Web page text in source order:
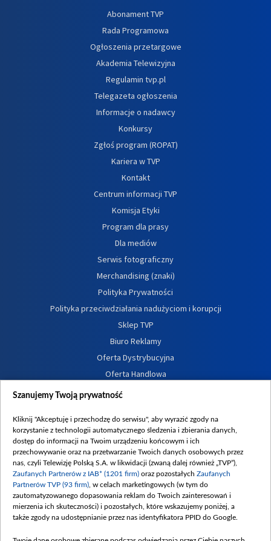
Abonament TVP
Rada Programowa
Ogłoszenia przetargowe
Akademia Telewizyjna
Regulamin tvp.pl
Telegazeta ogłoszenia
Informacje o nadawcy
Konkursy
Zgłoś program (ROPAT)
Kariera w TVP
Kontakt
Centrum informacji TVP
Komisja Etyki
Program dla prasy
Dla mediów
Serwis fotograficzny
Merchandising (znaki)
Polityka Prywatności
Polityka przeciwdziałania nadużyciom i korupcji
Sklep TVP
Biuro Reklamy
Oferta Dystrybucyjna
Oferta Handlowa
Dostępność
Procedura zgłoszeń wewnętrznych
Szanujemy Twoją prywatność
Kliknij "Akceptuję i przechodzę do serwisu", aby wyrazić zgody na
korzystanie z technologii automatycznego śledzenia i zbierania danych,
dostęp do informacji na Twoim urządzeniu końcowym i ich
przechowywanie oraz na przetwarzanie Twoich danych osobowych przez
nas, czyli Telewizję Polską S.A. w likwidacji (zwaną dalej również „TVP”),
Zaufanych Partnerów z IAB* (1201 firm) oraz pozostałych Zaufanych
Partnerów TVP (93 firm) , w celach marketingowych (w tym do
zautomatyzowanego dopasowania reklam do Twoich zainteresowań i
mierzenia ich skuteczności) i pozostałych, które wskazujemy poniżej, a
także zgody na udostępnianie przez nas identyfikatora PPID do Google.